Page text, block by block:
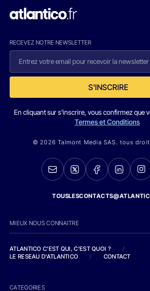
RECEVEZ NOTRE NEWSLETTER
S'INSCRIRE
En cliquant sur s'inscrire, vous confirmez que
Termes et Conditions
© 2026 Talmont Media SAS. tous
MIEUX NOUS CONNAITRE
ATLANTICO C'EST QUI, C'EST QUOI ?
/
LE RESEAU D'ATLANTICO
/ CONTACT
CATEGORIES